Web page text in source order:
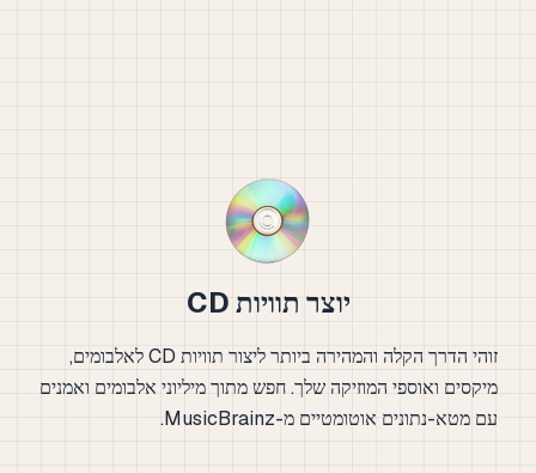
יוצר תוויות CD
זוהי הדרך הקלה והמהירה ביותר ליצור תוויות CD לאלבומים,
מיקסים ואוספי המוזיקה שלך. חפש מתוך מיליוני אלבומים ואמנים
עם מטא-נתונים אוטומטיים מ-MusicBrainz.